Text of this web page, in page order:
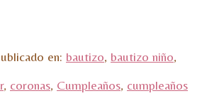
en: bautizo, bautizo niño,
, coronas, Cumpleaños, cumpleaños